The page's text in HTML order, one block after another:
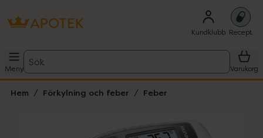
Kundklubb Recept
Meny
Sök
Varukorg
Hem Förkylning och feber Feber
Lista: . Innehåller 4 objekt.